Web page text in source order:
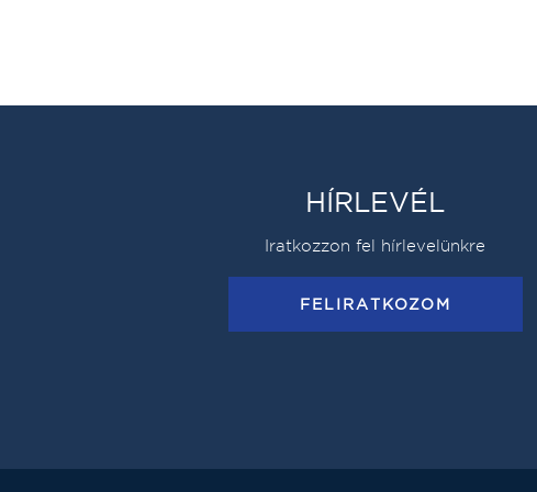
HÍRLEVÉL
Iratkozzon fel hírlevelünkre
FELIRATKOZOM